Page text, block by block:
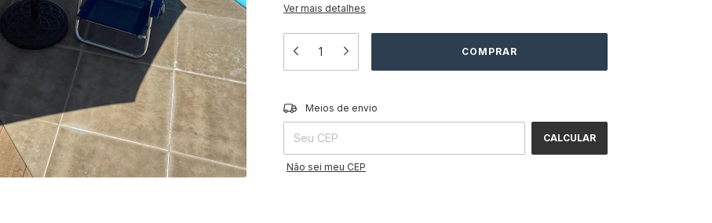
Ver mais detalhes
Entregas para o CEP:
Meios de envio
CALCULAR
Não sei meu CEP